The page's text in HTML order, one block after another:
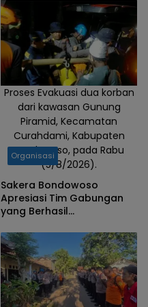
Proses Evakuasi dua korban
dari kawasan Gunung
Piramid, Kecamatan
Curahdami, Kabupaten
Bondowoso, pada Rabu
(5/8/2026).
Organisasi
Sakera Bondowoso
Apresiasi Tim Gabungan
yang Berhasil
Gunung Piramid